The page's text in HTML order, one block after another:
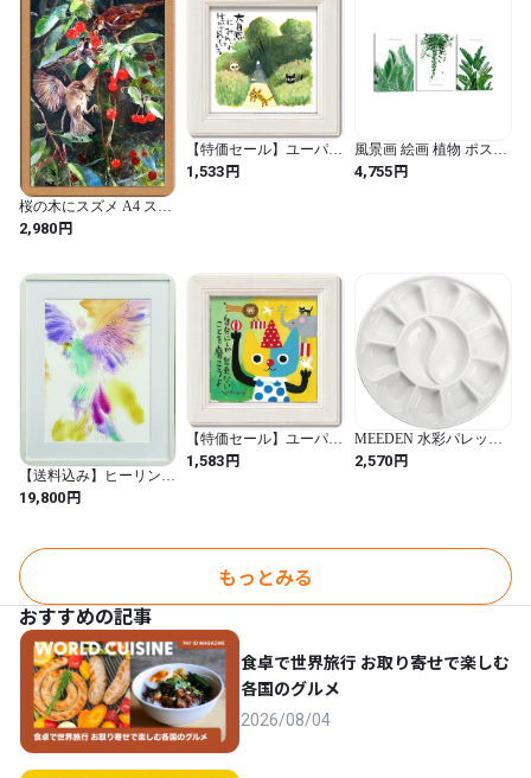
桜の木にスズメ A4 スウ
ェーデン
2,980円
【特価セール】ユーパワ
ー ミニアートフレーム
糸井忠晴 IT-00626
1,533円
風景画 絵画 植物 ポスタ
ー 緑 葉 水彩画 壁掛け
アート 幸運 玄関 絵画 お
4,755円
【送料込み】ヒーリング
アート Kristine Hegre
Paradise Parrot 飛翔 フレ
画 カラフルアート 鳥の
アート 北欧デザイン 抽
象絵画 インテリアアー
ト 壁掛けアート アート
ポスター モダンインテ
リア アート作品 絵画販
売 ギャラリー展示 高級
インテリア 北欧アーテ
ィスト 水彩アート 癒し
空間 リビングアート プ
レゼント ギフトアート
絵画 アート 店舗 事務所
カフェ 飲食店）
19,800円
【特価セール】ユーパワ
ー 糸井忠晴 ミニアート
1,583円
MEEDEN 水彩パレット
セラミック製 陶器製 12
穴 円形 ミニ 絵皿 菊皿
2,570円
もっとみる
おすすめの記事
食卓で世界旅行 お取り寄せで楽しむ
各国のグルメ
2026/08/04